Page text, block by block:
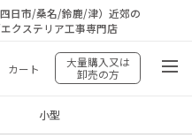
日市/桑名/鈴鹿/津）近郊の
クステリア工事専門店
カート
大量購入又は
卸売の方
小型